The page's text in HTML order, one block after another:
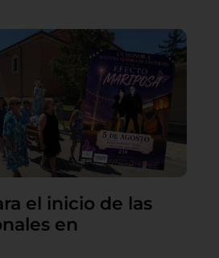
el inicio de las
en